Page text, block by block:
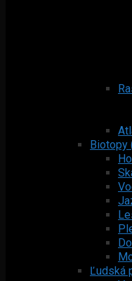
Biotopy
Ľudská